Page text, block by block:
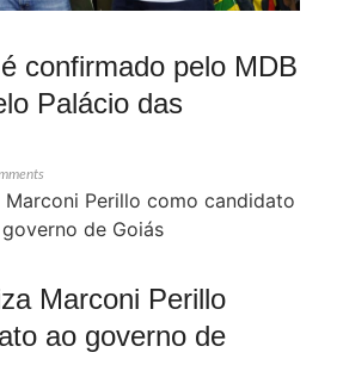
confirmado pelo MDB
Palácio das
Marconi Perillo
ao governo de